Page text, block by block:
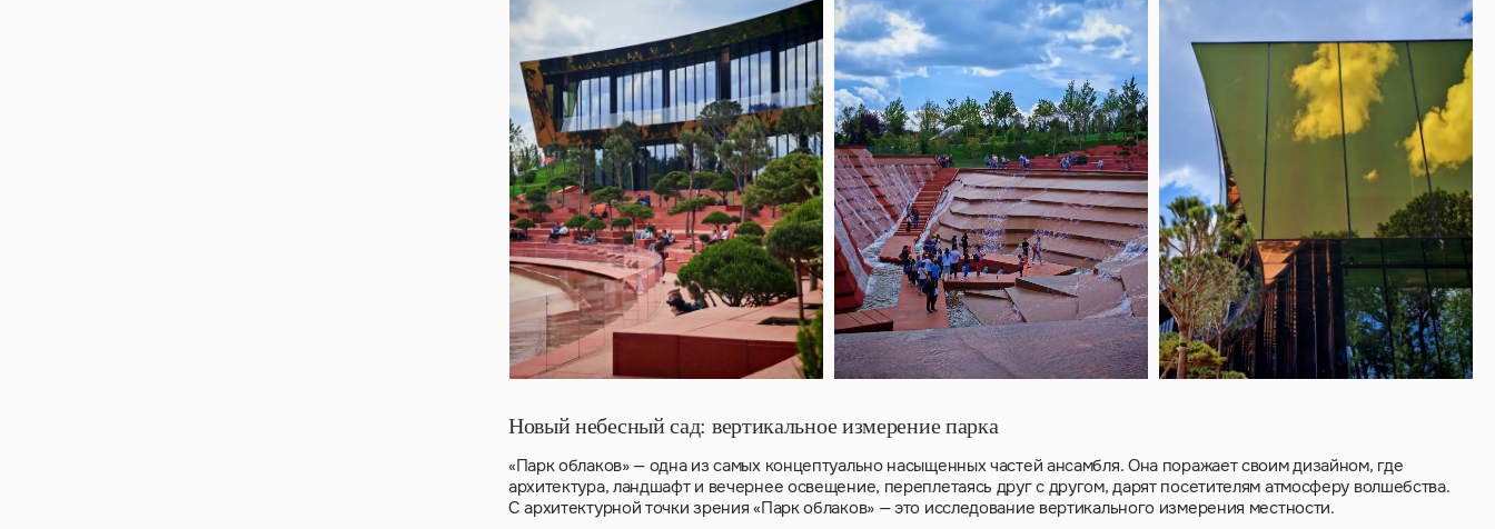
Новый небесный сад: вертикальное измерение парка
«Парк облаков» — одна из самых концептуально насыщенных частей ансамбля. Она поражает своим дизайном, где
архитектура, ландшафт и вечернее освещение, переплетаясь друг с другом, дарят посетителям атмосферу волшебства.
С архитектурной точки зрения «Парк облаков» — это исследование вертикального измерения местности.